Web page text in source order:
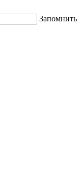
Запомнить